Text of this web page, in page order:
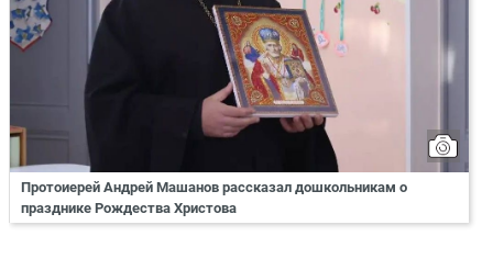
Протоиерей Андрей Машанов рассказал дошкольникам о
празднике Рождества Христова